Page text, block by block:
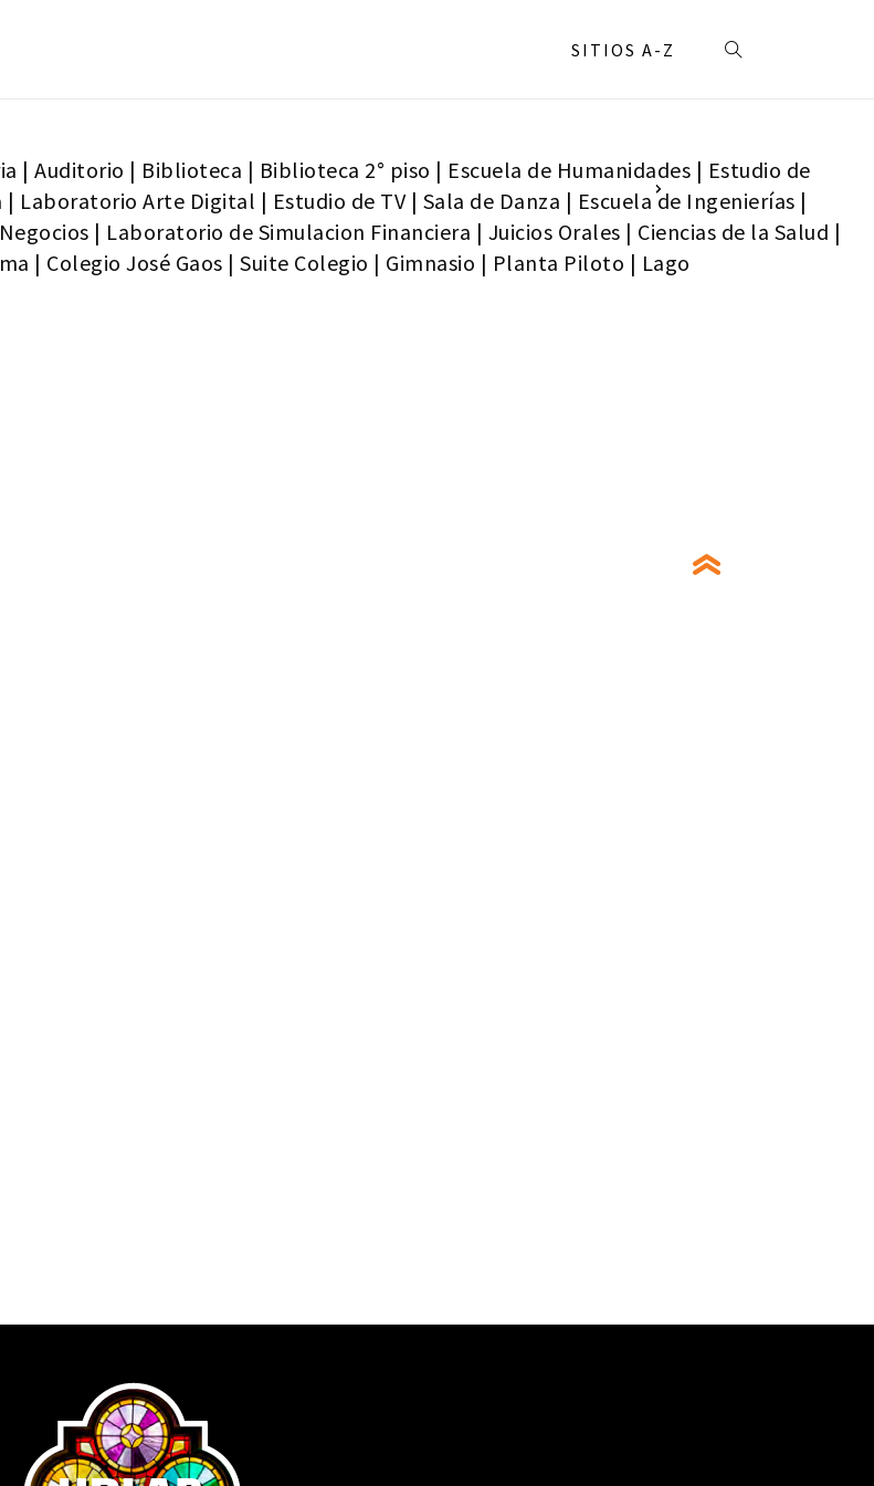
SITIOS A-Z
| Auditorio | Biblioteca | Biblioteca 2° piso | Escuela de Humanidades | Estudio de
| Laboratorio Arte Digital | Estudio de TV | Sala de Danza | Escuela de Ingenierías |
| Laboratorio de Simulacion Financiera | Juicios Orales | Ciencias de la Salud |
| Colegio José Gaos | Suite Colegio | Gimnasio | Planta Piloto | Lago